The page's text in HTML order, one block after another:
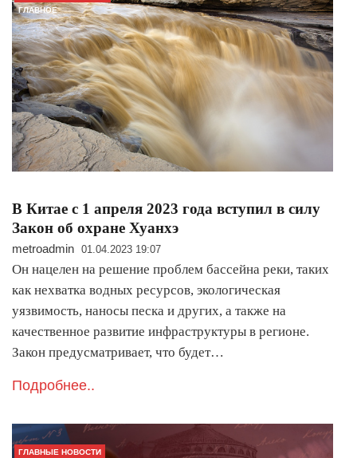
ГЛАВНОЕ
В Китае с 1 апреля 2023 года вступил в силу
Закон об охране Хуанхэ
metroadmin 01.04.2023 19:07
Он нацелен на решение проблем бассейна реки, таких
как нехватка водных ресурсов, экологическая
уязвимость, наносы песка и других, а также на
качественное развитие инфраструктуры в регионе.
Закон предусматривает, что будет…
Подробнее..
ГЛАВНЫЕ НОВОСТИ